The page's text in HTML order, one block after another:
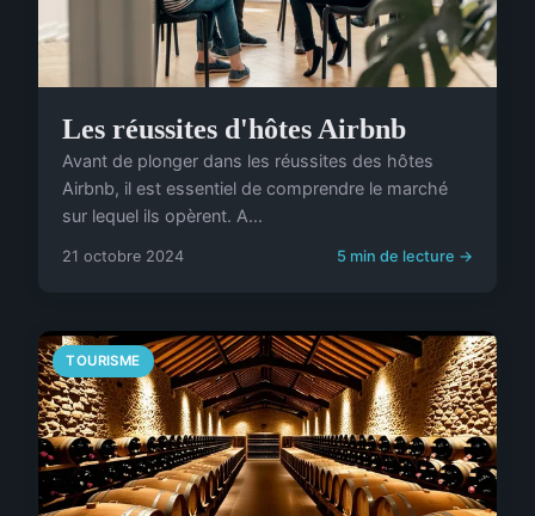
Les réussites d'hôtes Airbnb
Avant de plonger dans les réussites des hôtes
Airbnb, il est essentiel de comprendre le marché
sur lequel ils opèrent. A...
21 octobre 2024 5 min de lecture →
TOURISME